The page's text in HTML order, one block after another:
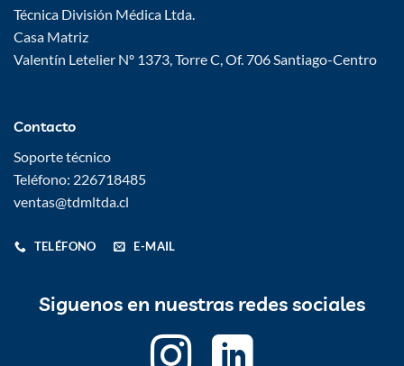
Técnica División Médica Ltda.
Casa Matriz
Valentín Letelier Nº 1373, Torre C, Of. 706 Santiago-Centro
Contacto
Soporte técnico
Teléfono: 226718485
ventas@tdmltda.cl
TELÉFONO E-MAIL
Siguenos en nuestras redes sociales